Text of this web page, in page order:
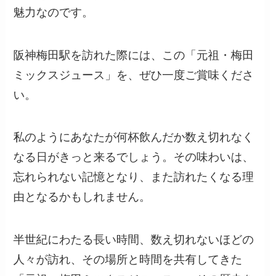
魅力なのです。
阪神梅田駅を訪れた際には、この「元祖・梅田
ミックスジュース」を、ぜひ一度ご賞味くださ
い。
私のようにあなたが何杯飲んだか数え切れなく
なる日がきっと来るでしょう。その味わいは、
忘れられない記憶となり、また訪れたくなる理
由となるかもしれません。
半世紀にわたる長い時間、数え切れないほどの
人々が訪れ、その場所と時間を共有してきた